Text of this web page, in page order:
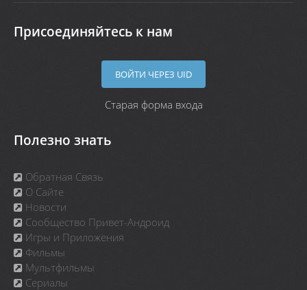
Присоединяйтесь к нам
ВОЙТИ ЧЕРЕЗ UID
Старая форма входа
Полезно знать
Обратная Связь
О Сайте
Новости
Сообщество Привет-Андроид
Игры и Приложения
Фильмы
Мультфильмы
Сериалы